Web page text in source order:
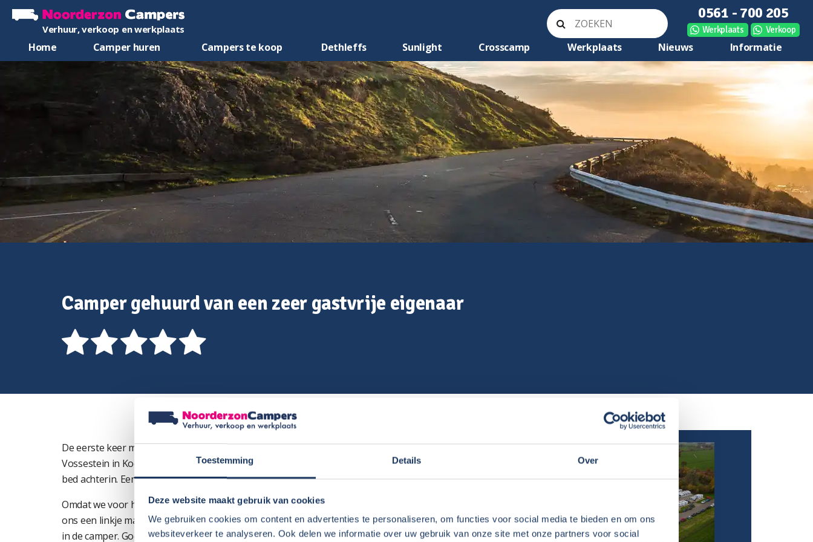
Toestemming Details Over
Deze website maakt gebruik van cookies
We gebruiken cookies om content en advertenties te personaliseren, om functies voor social media te bieden en om ons
websiteverkeer te analyseren. Ook delen we informatie over uw gebruik van onze site met onze partners voor social
Verhuur, verkoop en werkplaats
0561 - 700 205
Werkplaats Verkoop
Home Camper huren Campers te koop Dethleffs Sunlight Crosscamp Werkplaats Nieuws Informatie
Camper gehuurd van een zeer gastvrije eigenaar
De eerste keer met een gehuurde camper op pad naar Normandië, opgehaald bij de familie
Vossestein in Kockengen. De gehuurde camper was een Half integraal Dethleffs met Queens
bed achterin. Een prima camper!
Omdat we voor het eerst met een camper op vakantie gingen was het fijn dan Noorderzon
ons een linkje mailde naar een instructiefilmpje. Dan kun je thuis alvast kijken hoe alles werkt
in de camper. Goede service en voor ons ontzettend fijn!